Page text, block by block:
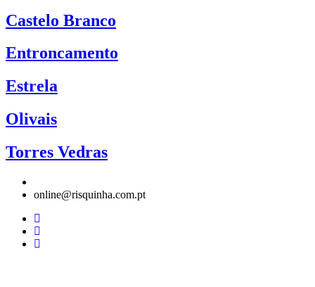
Castelo Branco
Entroncamento
Estrela
Olivais
Torres Vedras
online@risquinha.com.pt